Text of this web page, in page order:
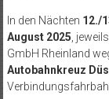
In den Nächten 12./
August 2025,
GmbH Rheinland
Autobahnkreuz